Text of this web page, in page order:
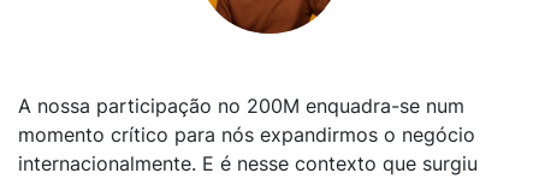
A nossa participação no 200M enquadra-se num
momento crítico para nós expandirmos o negócio
internacionalmente. E é nesse contexto que surgiu